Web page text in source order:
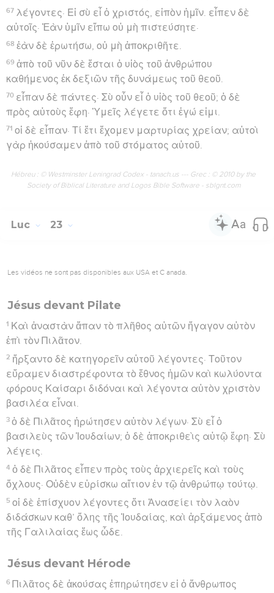
67 λέγοντες· Εἰ σὺ εἶ ὁ χριστός, εἰπὸν ἡμῖν. εἶπεν δὲ
αὐτοῖς· Ἐὰν ὑμῖν εἴπω οὐ μὴ πιστεύσητε·
68 ἐὰν δὲ ἐρωτήσω, οὐ μὴ ἀποκριθῆτε.
69 ἀπὸ τοῦ νῦν δὲ ἔσται ὁ υἱὸς τοῦ ἀνθρώπου
καθήμενος ἐκ δεξιῶν τῆς δυνάμεως τοῦ θεοῦ.
70 εἶπαν δὲ πάντες· Σὺ οὖν εἶ ὁ υἱὸς τοῦ θεοῦ; ὁ δὲ
πρὸς αὐτοὺς ἔφη· Ὑμεῖς λέγετε ὅτι ἐγώ εἰμι.
71 οἱ δὲ εἶπαν· Τί ἔτι ἔχομεν μαρτυρίας χρείαν; αὐτοὶ
γὰρ ἠκούσαμεν ἀπὸ τοῦ στόματος αὐτοῦ.
Hébreu : © Westminster Leningrad Codex - tanach.us --- Grec : © 2010 by the
Society of Biblical Literature and Logos Bible Software - sblgnt.com
Luc 23
Les vidéos ne sont pas disponibles aux USA et C anada.
Jésus devant Pilate
1 Καὶ ἀναστὰν ἅπαν τὸ πλῆθος αὐτῶν ἤγαγον αὐτὸν
ἐπὶ τὸν Πιλᾶτον.
2 ἤρξαντο δὲ κατηγορεῖν αὐτοῦ λέγοντες· Τοῦτον
εὕραμεν διαστρέφοντα τὸ ἔθνος ἡμῶν καὶ κωλύοντα
φόρους Καίσαρι διδόναι καὶ λέγοντα αὑτὸν χριστὸν
βασιλέα εἶναι.
3 ὁ δὲ Πιλᾶτος ἠρώτησεν αὐτὸν λέγων· Σὺ εἶ ὁ
βασιλεὺς τῶν Ἰουδαίων; ὁ δὲ ἀποκριθεὶς αὐτῷ ἔφη· Σὺ
λέγεις.
4 ὁ δὲ Πιλᾶτος εἶπεν πρὸς τοὺς ἀρχιερεῖς καὶ τοὺς
ὄχλους· Οὐδὲν εὑρίσκω αἴτιον ἐν τῷ ἀνθρώπῳ τούτῳ.
5 οἱ δὲ ἐπίσχυον λέγοντες ὅτι Ἀνασείει τὸν λαὸν
διδάσκων καθ’ ὅλης τῆς Ἰουδαίας, καὶ ἀρξάμενος ἀπὸ
τῆς Γαλιλαίας ἕως ὧδε.
Jésus devant Hérode
6 Πιλᾶτος δὲ ἀκούσας ἐπηρώτησεν εἰ ὁ ἄνθρωπος